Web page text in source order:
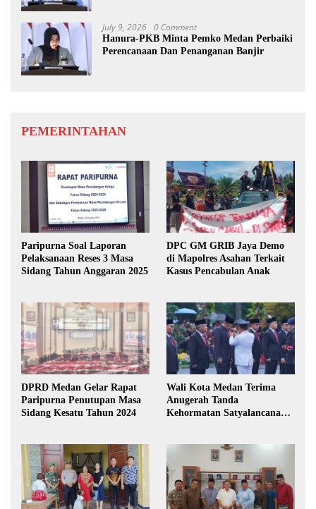
July 9, 2026 0 Comment
Hanura-PKB Minta Pemko Medan Perbaiki
Perencanaan Dan Penanganan Banjir
PEMERINTAHAN
Paripurna Soal Laporan
Pelaksanaan Reses 3 Masa
Sidang Tahun Anggaran 2025
DPC GM GRIB Jaya Demo
di Mapolres Asahan Terkait
Kasus Pencabulan Anak
DPRD Medan Gelar Rapat
Paripurna Penutupan Masa
Sidang Kesatu Tahun 2024
Wali Kota Medan Terima
Anugerah Tanda
Kehormatan Satyalancana